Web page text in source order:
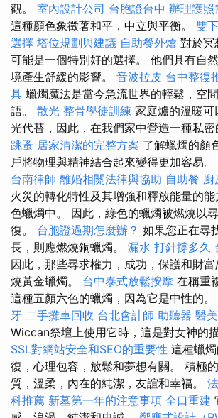
觀。 室內設計公司 台胞證台中 辦理護照
這種顏色象徵著和平，中立與平衡。 雙
選擇 塔位規劃與建議 自助餐外燴 對於冥
可能是一個特別好的選擇。 他們具有自
境產生舒緩的影響。 音波拉皮 台中整復
具 蠟燭魔法是當今急流世界的輕鬆，空
語。 散光 整骨學徒訓練 家庭爐的溫暖
光代替，因此，在我們家中營造一種私密
跳蚤 居家清潔的完整方案 了解蠟燭的顏
戶將物理與精神結合起來變得更加容易。
台南律師 離婚相關法律與協助 自助餐 廚
火災的轉化特性及其增強和釋放能量的
色蠟燭中。 因此，綠色的蠟燭被燃燒以
復。 台胞證過期怎麼辦？ 如果您正在尋
長，則應燃燒銅蠟燭。 漏水 打針撐多久
因此，那些尋求權力，成功，保護和財
燒黃金蠟燭。 台中泰式放鬆按摩 在稱重
這種五顏六色的蠟燭，因為它是中性的。
牙 二手攤車回收 台北會計師 助聽器 醫
Wiccan祭壇上使用它時，這是對女神的
SSL對網站安全和SEO的重要性 這種蠟
復，心理包容，放鬆和夢想有關。 積極
質，溫柔，內在的純潔，友誼和幸福。
科推薦 新墓第一年的注意事項 全口重建